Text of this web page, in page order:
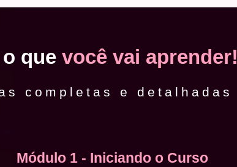
que você vai aprender!
completas e detalhadas
Módulo 1 - Iniciando o Curso